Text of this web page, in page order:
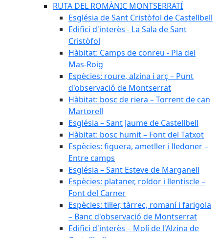
RUTA DEL ROMÀNIC MONTSERRATÍ
Església de Sant Cristòfol de Castellbell
Edifici d'interès - La Sala de Sant
Cristòfol
Hàbitat: Camps de conreu - Pla del
Mas-Roig
Espècies: roure, alzina i arç – Punt
d'observació de Montserrat
Hàbitat: bosc de riera – Torrent de can
Martorell
Església – Sant Jaume de Castellbell
Hàbitat: bosc humit – Font del Tatxot
Espècies: figuera, ametller i lledoner –
Entre camps
Església – Sant Esteve de Marganell
Espècies: plataner, roldor i llentiscle –
Font del Carner
Espècies: til·ler, tàrrec, romaní i farigola
– Banc d'observació de Montserrat
Edifici d'interès – Molí de l'Alzina de